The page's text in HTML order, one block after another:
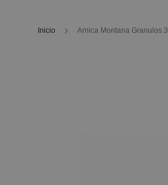
Inicio Arnica Montana Granulos